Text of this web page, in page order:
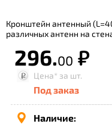
Кронштейн антенный
различных антенн на
296.00 р.
Цена* за шт.
Под заказ
Наличие: